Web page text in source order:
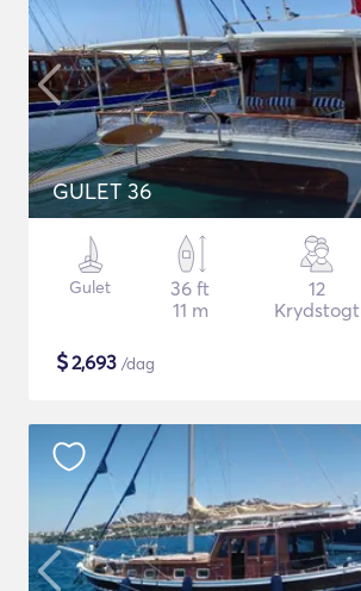
GULET 36
Gulet
36 ft
11 m
12
Krydstogt
$2,693 /dag